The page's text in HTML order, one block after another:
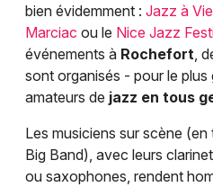
bien évidemment : Jazz à
Marciac ou le Nice Jazz
événements à Rochefort,
sont organisés - pour le plus
amateurs de jazz en tous
Les musiciens sur scène
Big Band), avec leurs
ou saxophones, rendent